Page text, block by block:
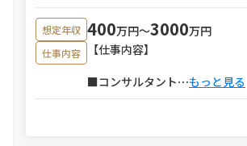
想定年収 400万円〜3000万円
仕事内容
【仕事内容】
■コンサルタント⋯もっと見る